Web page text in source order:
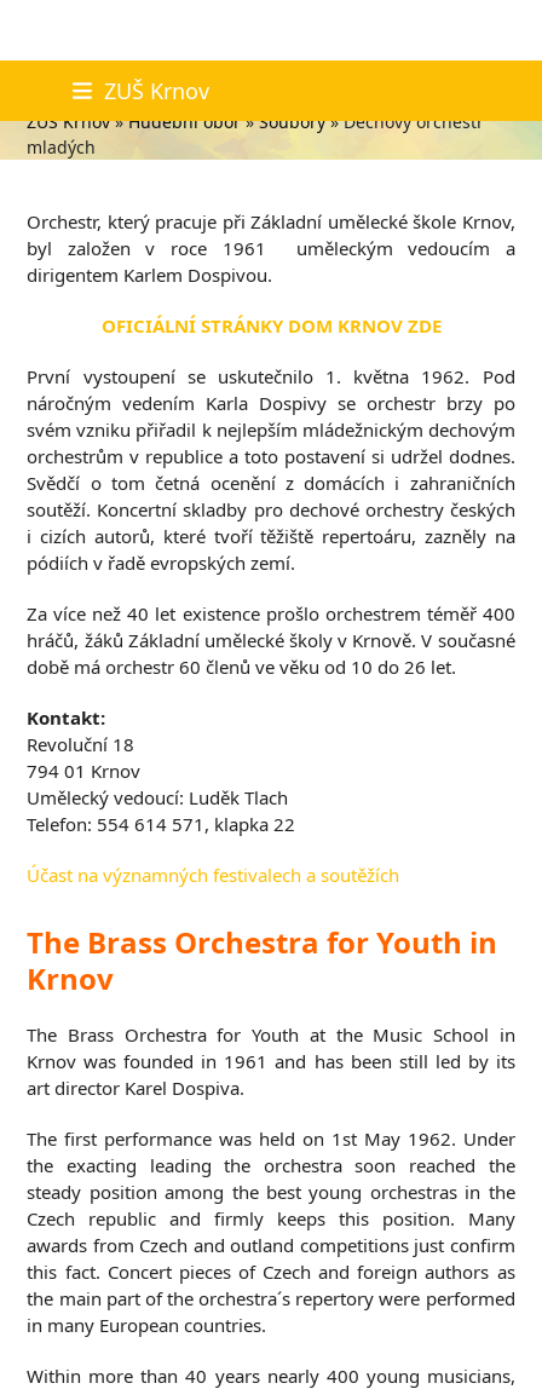
content
ZUŠ Krnov
Dechový orchestr mladých
ZUŠ Krnov»Hudební obor»Soubory»Dechový orchestr
mladých
Orchestr, který pracuje při Základní umělecké škole Krnov,
byl založen v roce 1961 uměleckým vedoucím a
dirigentem Karlem Dospivou.
OFICIÁLNÍ STRÁNKY DOM KRNOV ZDE
První vystoupení se uskutečnilo 1. května 1962. Pod
náročným vedením Karla Dospivy se orchestr brzy po
svém vzniku přiřadil k nejlepším mládežnickým dechovým
orchestrům v republice a toto postavení si udržel dodnes.
Svědčí o tom četná ocenění z domácích i zahraničních
soutěží. Koncertní skladby pro dechové orchestry českých
i cizích autorů, které tvoří těžiště repertoáru, zazněly na
pódiích v řadě evropských zemí.
Za více než 40 let existence prošlo orchestrem téměř 400
hráčů, žáků Základní umělecké školy v Krnově. V současné
době má orchestr 60 členů ve věku od 10 do 26 let.
Kontakt:
Revoluční 18
794 01 Krnov
Umělecký vedoucí: Luděk Tlach
Telefon: 554 614 571, klapka 22
Účast na významných festivalech a soutěžích
The Brass Orchestra for Youth in
Krnov
The Brass Orchestra for Youth at the Music School in
Krnov was founded in 1961 and has been still led by its
art director Karel Dospiva.
The first performance was held on 1st May 1962. Under
the exacting leading the orchestra soon reached the
steady position among the best young orchestras in the
Czech republic and firmly keeps this position. Many
awards from Czech and outland competitions just confirm
this fact. Concert pieces of Czech and foreign authors as
the main part of the orchestra´s repertory were performed
in many European countries.
Within more than 40 years nearly 400 young musicians,